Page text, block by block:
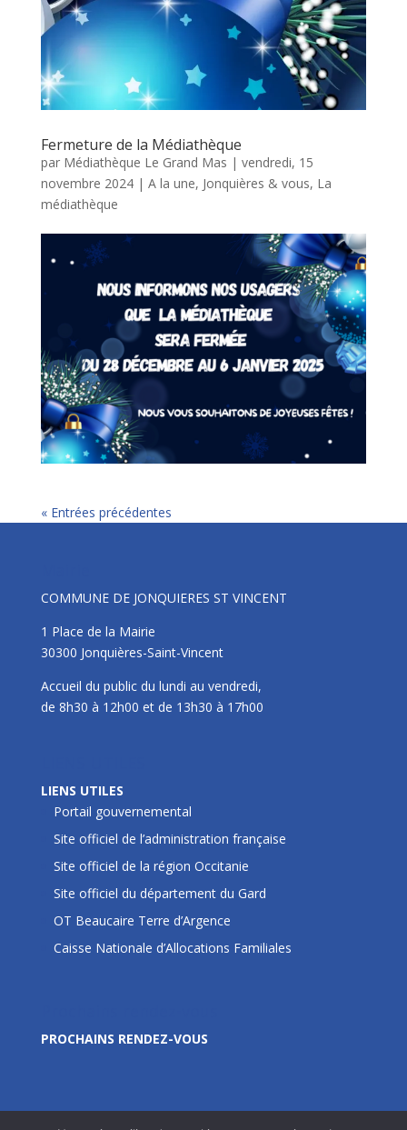
Fermeture de la Médiathèque
par Médiathèque Le Grand Mas | vendredi, 15
novembre 2024| A la une, Jonquières & vous, La
médiathèque
« Entrées précédentes
COMMUNE DE JONQUIERES ST VINCENT
1 Place de la Mairie
30300 Jonquières-Saint-Vincent
Accueil du public du lundi au vendredi,
de 8h30 à 12h00 et de 13h30 à 17h00
LIENS UTILES
Portail gouvernemental
Site officiel de l’administration française
Site officiel de la région Occitanie
Site officiel du département du Gard
OT Beaucaire Terre d’Argence
Caisse Nationale d’Allocations Familiales
PROCHAINS RENDEZ-VOUS